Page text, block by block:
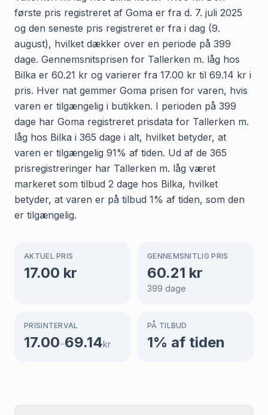
første pris registreret af Goma er fra d. 7. juli 2025
og den seneste pris registreret er fra i dag (9.
august), hvilket dækker over en periode på 399
dage. Gennemsnitsprisen for Tallerken m. låg hos
Bilka er 60.21 kr og varierer fra 17.00 kr til 69.14 kr i
pris. Hver nat gemmer Goma prisen for varen, hvis
varen er tilgængelig i butikken. I perioden på 399
dage har Goma registreret prisdata for Tallerken m.
låg hos Bilka i 365 dage i alt, hvilket betyder, at
varen er tilgængelig 91% af tiden. Ud af de 365
prisregistreringer har Tallerken m. låg været
markeret som tilbud 2 dage hos Bilka, hvilket
betyder, at varen er på tilbud 1% af tiden, som den
er tilgængelig.
AKTUEL PRIS
17.00 kr
GENNEMSNITLIG PRIS
60.21 kr
399 dage
PRISINTERVAL
17.00–69.14kr
PÅ TILBUD
1% af tiden